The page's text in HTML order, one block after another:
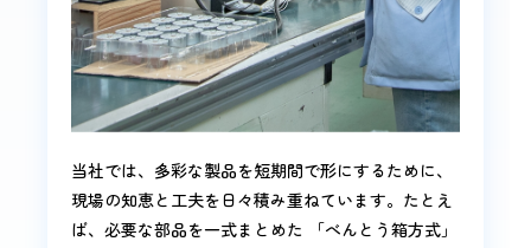
当社では、多彩な製品を短期間で形にするために、
現場の知恵と工夫を日々積み重ねています。たとえ
ば、必要な部品を一式まとめた 「べんとう箱方式」